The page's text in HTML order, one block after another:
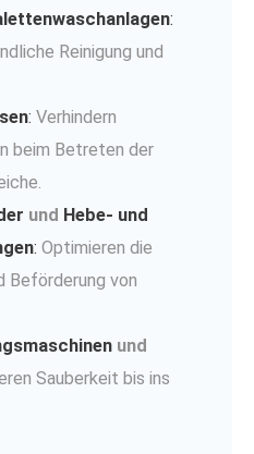
:
Reinigung und
: Verhindern
beim Betreten der
und Hebe- und
: Optimieren die
Beförderung von
und
Sauberkeit bis ins